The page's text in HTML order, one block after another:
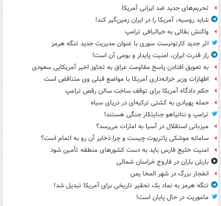
تحریم‌های جدید ضد ایرانی آمریکا
شاید روسیه، آمریکا را در ایران زمین‌گیر کند!
واکنش بقائی به خیالبافی ترامپ
اثر جدید کارتونیست سوری با عنوان مدیریت جدید تنگه هرمز
راز قدرت ایران، امنیت پایدار و بومی آن است!
به تعویق افتادن پاسخ مقاومت عراق به تجاوز اخیر آمریکایی سعودی
اظهارات وزیر خزانه‌داری آمریکا با مواضع قبلی وی متناقض است
حکم دادگاه آمریکا برای توقف ساخت سالن رقص ترامپ
حمله پهپادی به کشتی ترکیه‌ای در دریای سیاه
ترامپ و نتانیاهو جنایتکار جنگی هستند!
میزبانی استقلال در آسیا به امارات می‌رسد؟
سامانه موشکی پاتریوت چیست و چرا ذخایر آن رو به اتمام است؟
امنیت خلیج فارس باید به دست کشورهای منطقه تأمین شود
بارش باران در فاروج خراسان شمالی
انفجار بزرگ در شهر المخا یمن
تنگه هرمز به نماد یک تحقیر تاریخی برای آمریکا تبدیل شد!
ماموریت در حال پایان است!